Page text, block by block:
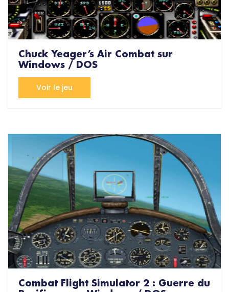
Chuck Yeager’s Air Combat sur
Windows / DOS
Voir le jeu
Combat Flight Simulator 2 : Guerre du